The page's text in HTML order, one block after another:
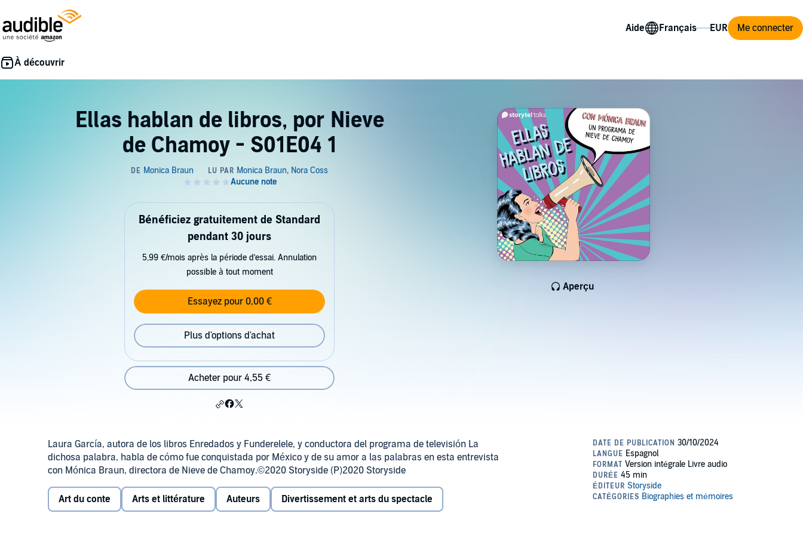
Aide Me connecter
Ellas hablan de libros, por Nieve
de Chamoy - S01E04 1
Aperçu
Bénéficiez gratuitement de Standard
pendant 30 jours
5,99 €/mois après la période d’essai. Annulation
possible à tout moment
Essayez pour 0,00 €
Plus d'options d'achat
Acheter pour 4,55 €
Laura García, autora de los libros Enredados y Funderelele, y conductora del programa de televisión La
dichosa palabra, habla de cómo fue conquistada por México y de su amor a las palabras en esta entrevista
con Mónica Braun, directora de Nieve de Chamoy.©2020 Storyside (P)2020 Storyside
Art du conte Arts et littérature Auteurs Divertissement et arts du spectacle